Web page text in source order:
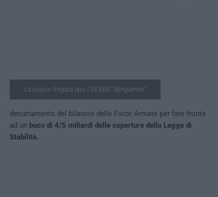
La nuova fregata tipo FREMM “Bergamini”
decurtamento del bilancio delle Forze Armate per fare fronte
ad un buco di 4/5 miliardi delle coperture della Legge di
Stabilità.